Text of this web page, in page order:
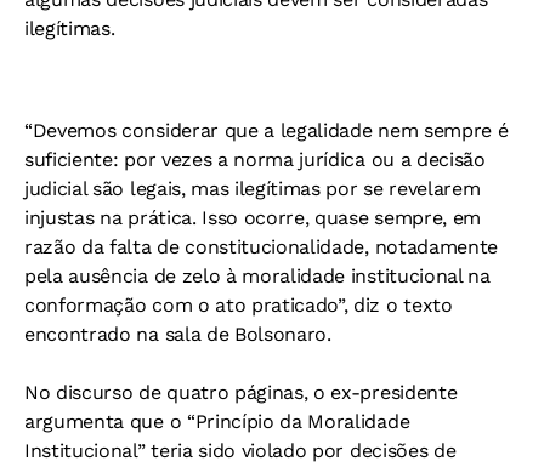
ilegítimas.
“Devemos considerar que a legalidade nem sempre é
suficiente: por vezes a norma jurídica ou a decisão
judicial são legais, mas ilegítimas por se revelarem
injustas na prática. Isso ocorre, quase sempre, em
razão da falta de constitucionalidade, notadamente
pela ausência de zelo à moralidade institucional na
conformação com o ato praticado”, diz o texto
encontrado na sala de Bolsonaro.
No discurso de quatro páginas, o ex-presidente
argumenta que o “Princípio da Moralidade
Institucional” teria sido violado por decisões de